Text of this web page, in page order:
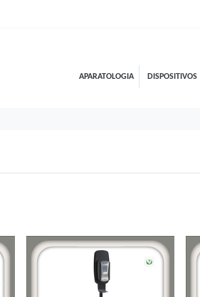
APARATOLOGIA DISPOSITIVOS